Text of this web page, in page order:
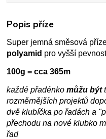
Popis příze
Super jemná směsová
polyamid pro vyšší
100g = cca 365m
každé přadénko můžu být
rozměrnějších projektů
dvě klubíčka po řadách a
přechodu na nové klubko
řad